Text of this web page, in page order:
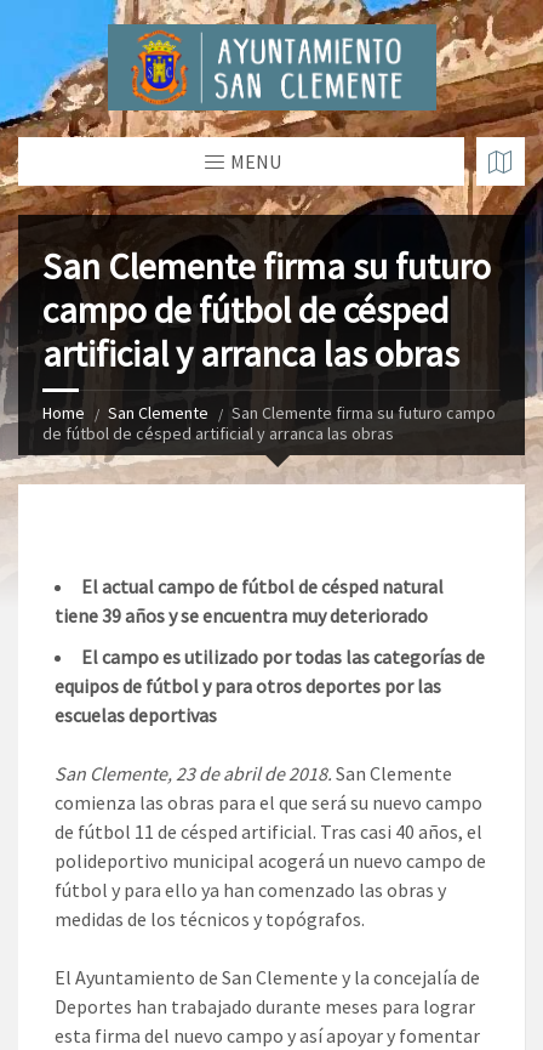
MENU
San Clemente firma su futuro
campo de fútbol de césped
artificial y arranca las obras
Home San Clemente
San Clemente firma su futuro campo
de fútbol de césped artificial y arranca las obras
Elactual campo de fútbol de césped natural
tiene 39 años y se encuentra muy deteriorado
El campo es utilizado por todas las categorías de
equipos de fútbol y para otros deportes por las
escuelas deportivas
San Clemente, 23 de abril de 2018. San Clemente
comienza las obras para el que será su nuevo campo
de fútbol 11 de césped artificial. Tras casi 40 años, el
polideportivo municipal acogerá un nuevo campo de
fútbol y para ello ya han comenzado las obras y
medidas de los técnicos y topógrafos.
El Ayuntamiento de San Clemente y la concejalía de
Deportes han trabajado durante meses para lograr
esta firma del nuevo campo y así apoyar y fomentar